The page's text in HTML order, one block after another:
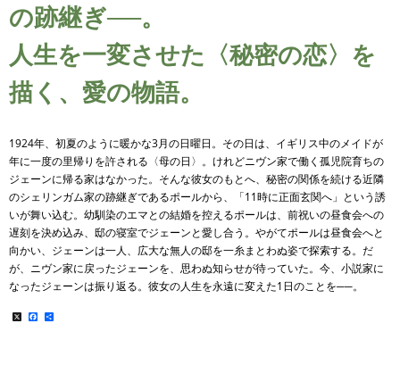
の跡継ぎ──。
人生を一変させた〈秘密の恋〉を
描く、愛の物語。
1924年、初夏のように暖かな3月の日曜日。その日は、イギリス中のメイドが
年に一度の里帰りを許される〈母の日〉。けれどニヴン家で働く孤児院育ちの
ジェーンに帰る家はなかった。そんな彼女のもとへ、秘密の関係を続ける近隣
のシェリンガム家の跡継ぎであるポールから、「11時に正面玄関へ」という誘
いが舞い込む。幼馴染のエマとの結婚を控えるポールは、前祝いの昼食会への
遅刻を決め込み、邸の寝室でジェーンと愛し合う。やがてポールは昼食会へと
向かい、ジェーンは一人、広大な無人の邸を一糸まとわぬ姿で探索する。だ
が、ニヴン家に戻ったジェーンを、思わぬ知らせが待っていた。今、小説家に
なったジェーンは振り返る。彼女の人生を永遠に変えた1日のことを──。
X Facebook